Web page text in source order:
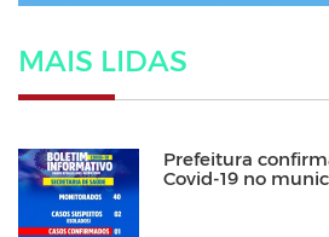
MAIS LIDAS
Prefeitura
Covid-19 no